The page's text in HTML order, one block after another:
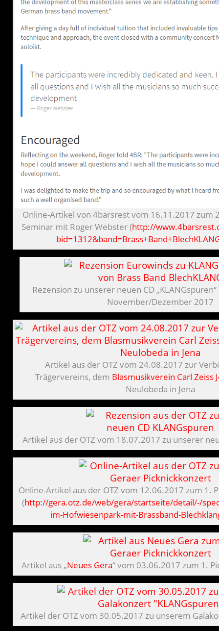
Online-Artikel von 4barsrest vom 16.11.2017 zum
Seminar mit Roger Webster (http://
Rezension zu unserer neuen CD
November/Dezember 2017
Artikel aus der OTZ vom 24.08.2017 zur
Trägervereins, dem Blasmusikverein Carl Zeiss
Neulobeda in Jena
Artikel aus der OTZ vom 18.07.2017 zu unserer
Online-Artikel aus der OTZ vom 12.06.2017 zum 1.
(http://gera.otz.de/web/gera/startseite/detail/-/
im-Hofwiesenpark-mit-Brassband-
Artikel aus „Neues Gera“ vom 03.06.2017 zum 1.
Artikel der OTZ vom 30.05.2017 zu unserem